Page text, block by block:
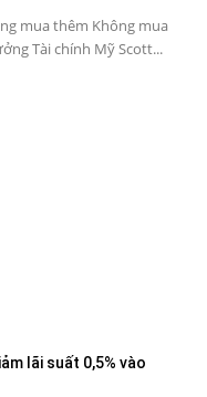
mua thêm Không mua
Tài chính Mỹ Scott...
lãi suất 0,5% vào